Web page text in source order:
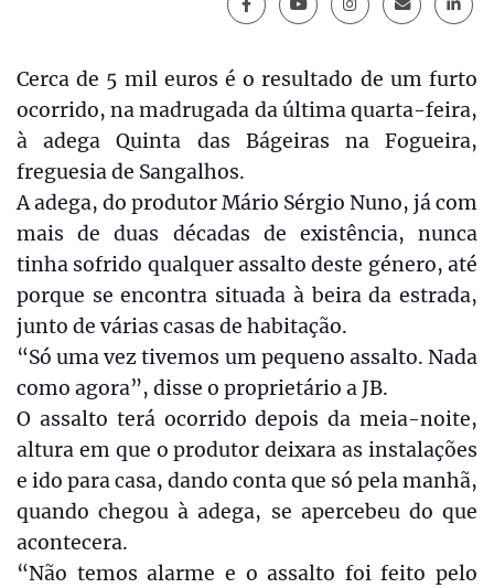
Cerca de 5 mil euros é o resultado de um furto
ocorrido, na madrugada da última quarta-feira,
à adega Quinta das Bágeiras na Fogueira,
freguesia de Sangalhos.
A adega, do produtor Mário Sérgio Nuno, já com
mais de duas décadas de existência, nunca
tinha sofrido qualquer assalto deste género, até
porque se encontra situada à beira da estrada,
junto de várias casas de habitação.
“Só uma vez tivemos um pequeno assalto. Nada
como agora”, disse o proprietário a JB.
O assalto terá ocorrido depois da meia-noite,
altura em que o produtor deixara as instalações
e ido para casa, dando conta que só pela manhã,
quando chegou à adega, se apercebeu do que
acontecera.
“Não temos alarme e o assalto foi feito pelo